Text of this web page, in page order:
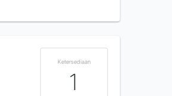
Ketersediaan
1